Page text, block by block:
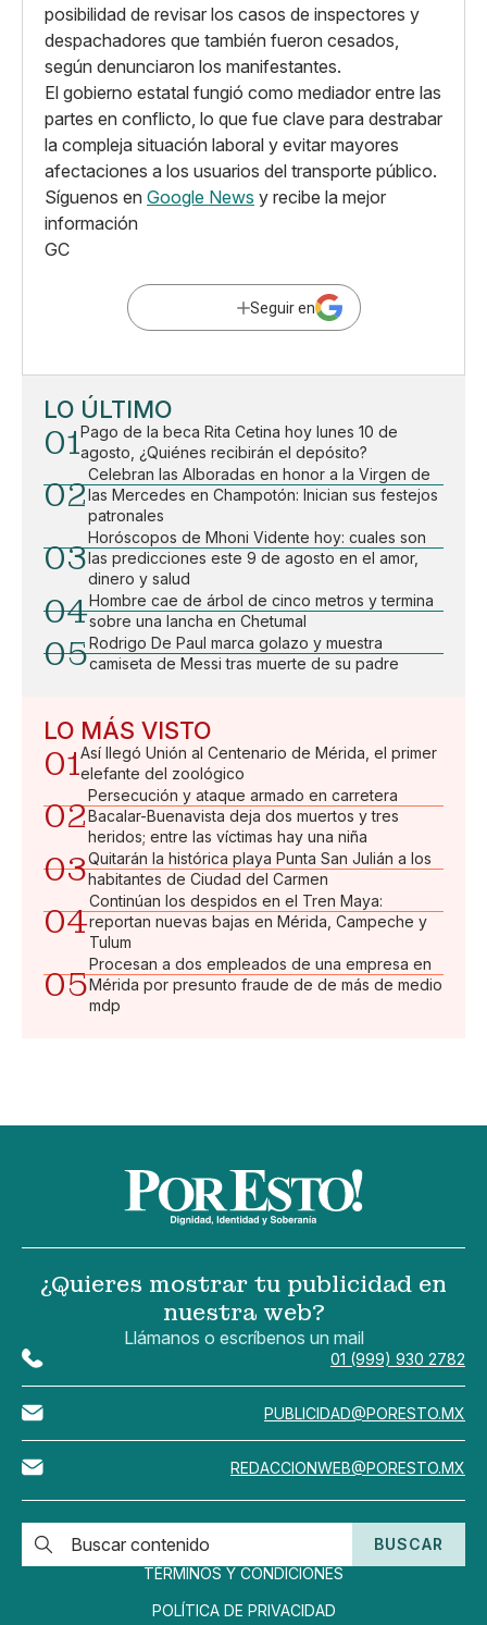
posibilidad de revisar los casos de inspectores y
despachadores que también fueron cesados,
según denunciaron los manifestantes.
El gobierno estatal fungió como mediador entre las
partes en conflicto, lo que fue clave para destrabar
la compleja situación laboral y evitar mayores
afectaciones a los usuarios del transporte público.
Síguenos en Google News y recibe la mejor
información
GC
Seguir en
LO ÚLTIMO
01Pago de la beca Rita Cetina hoy lunes 10 de
agosto, ¿Quiénes recibirán el depósito?
02
Celebran las Alboradas en honor a la Virgen de
las Mercedes en Champotón: Inician sus festejos
patronales
03
Horóscopos de Mhoni Vidente hoy: cuales son
las predicciones este 9 de agosto en el amor,
dinero y salud
04Hombre cae de árbol de cinco metros y termina
sobre una lancha en Chetumal
05Rodrigo De Paul marca golazo y muestra
camiseta de Messi tras muerte de su padre
LO MÁS VISTO
01Así llegó Unión al Centenario de Mérida, el primer
elefante del zoológico
02
Persecución y ataque armado en carretera
Bacalar-Buenavista deja dos muertos y tres
heridos; entre las víctimas hay una niña
03Quitarán la histórica playa Punta San Julián a los
habitantes de Ciudad del Carmen
04
Continúan los despidos en el Tren Maya:
reportan nuevas bajas en Mérida, Campeche y
Tulum
05
Procesan a dos empleados de una empresa en
Mérida por presunto fraude de de más de medio
mdp
¿Quieres mostrar tu publicidad en
nuestra web?
Llámanos o escríbenos un mail
01 (999) 930 2782
PUBLICIDAD@PORESTO.MX
REDACCIONWEB@PORESTO.MX
BUSCAR
TÉRMINOS Y CONDICIONES
POLÍTICA DE PRIVACIDAD